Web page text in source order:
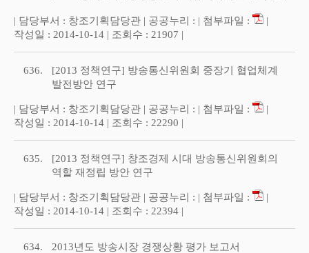
| 담당부서 : 창조기획담당관 | 공공누리 : | 첨부파일 :
|
작성일 : 2014-10-14 | 조회수 : 21907 |
636.
[2013 정책연구] 방송통신위원회 중장기 협업체계
발전방안 연구
| 담당부서 : 창조기획담당관 | 공공누리 : | 첨부파일 :
|
작성일 : 2014-10-14 | 조회수 : 22290 |
635.
[2013 정책연구] 창조경제 시대 방송통신위원회의
역할 재정립 방안 연구
| 담당부서 : 창조기획담당관 | 공공누리 : | 첨부파일 :
|
작성일 : 2014-10-14 | 조회수 : 22394 |
634. 2013년도 방송시장 경쟁상황 평가 보고서